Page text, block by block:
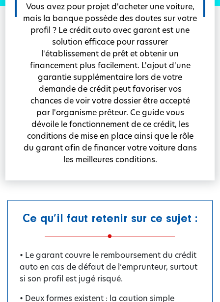
Vous avez pour projet d'acheter une voiture,
mais la banque possède des doutes sur votre
profil ? Le crédit auto avec garant est une
solution efficace pour rassurer
l'établissement de prêt et obtenir un
financement plus facilement. L'ajout d'une
garantie supplémentaire lors de votre
demande de crédit peut favoriser vos
chances de voir votre dossier être accepté
par l'organisme prêteur. Ce guide vous
dévoile le fonctionnement de ce crédit, les
conditions de mise en place ainsi que le rôle
du garant afin de financer votre voiture dans
les meilleures conditions.
Ce qu’il faut retenir sur ce sujet :
• Le garant couvre le remboursement du crédit
auto en cas de défaut de l’emprunteur, surtout
si son profil est jugé risqué.
• Deux formes existent : la caution simple